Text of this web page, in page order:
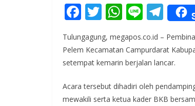
F
e
b
o
T
itt
er
W
at
s
A
p
Li
e
T
el
e
gr
a
m
Tulungagung, megapos.co.id –
Pelem Kecamatan Campurdarat
setempat kemarin berjalan lancar.
Acara tersebut dihadiri oleh
mewakili serta ketua kader BKB